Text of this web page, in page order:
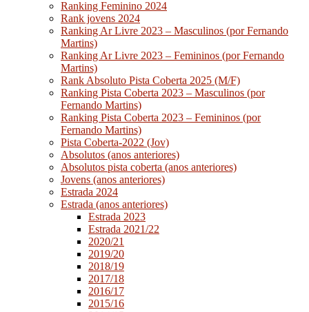
Ranking Feminino 2024
Rank jovens 2024
Ranking Ar Livre 2023 – Masculinos (por Fernando
Martins)
Ranking Ar Livre 2023 – Femininos (por Fernando
Martins)
Rank Absoluto Pista Coberta 2025 (M/F)
Ranking Pista Coberta 2023 – Masculinos (por
Fernando Martins)
Ranking Pista Coberta 2023 – Femininos (por
Fernando Martins)
Pista Coberta-2022 (Jov)
Absolutos (anos anteriores)
Absolutos pista coberta (anos anteriores)
Jovens (anos anteriores)
Estrada 2024
Estrada (anos anteriores)
Estrada 2023
Estrada 2021/22
2020/21
2019/20
2018/19
2017/18
2016/17
2015/16